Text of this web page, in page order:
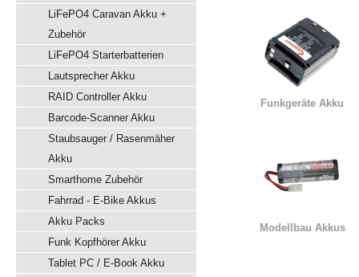
LiFePO4 Caravan Akku +
Zubehör
LiFePO4 Starterbatterien
Lautsprecher Akku
RAID Controller Akku
Barcode-Scanner Akku
Staubsauger / Rasenmäher
Akku
Smarthome Zubehör
Fahrrad - E-Bike Akkus
Akku Packs
Funk Kopfhörer Akku
Tablet PC / E-Book Akku
Funkgeräte Akku
Modellbau Akkus